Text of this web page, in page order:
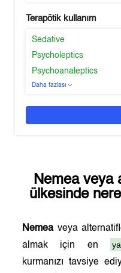
Terapötik kullanım
Sedative
Psycholeptics
Psychoanaleptics
Daha fazlası
Nemeaveya
ülkesinde
Nemeaveya
almak için en
kurmanızı tavsiye